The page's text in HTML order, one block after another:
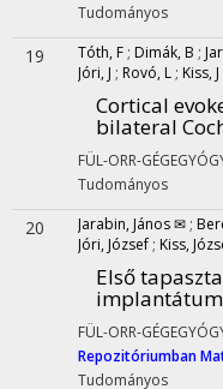
Tudományos
19 Tóth, F ; Dimák, B ;
Jóri, J ; Rovó, L ; Kiss, J
Cortical
bilateral
FÜL-ORR-
Tudományos
20 Jarabin, János ✉ ;
Jóri, József ; Kiss,
Első
FÜL-ORR-
Repozitóriumban
Tudományos